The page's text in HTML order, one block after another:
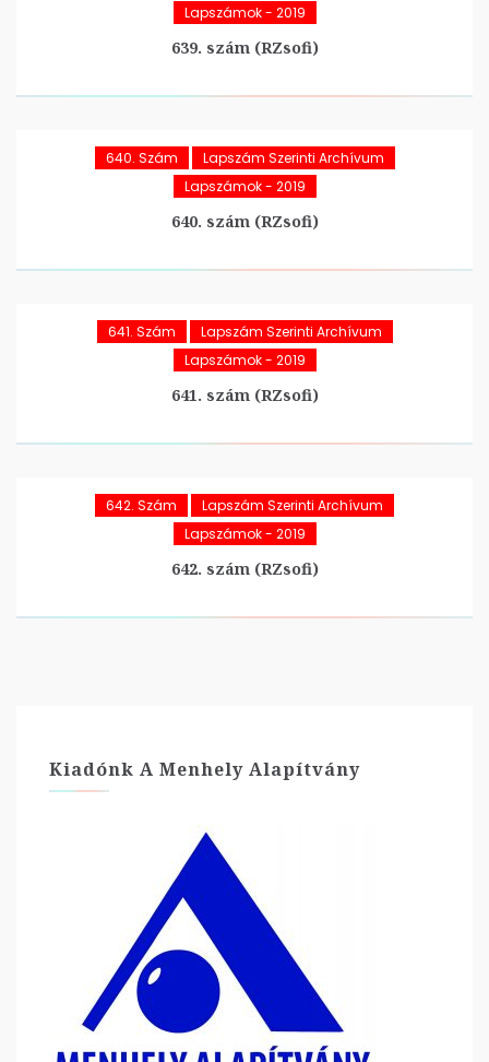
Lapszámok - 2019
639. szám (RZsofi)
640. Szám
Lapszám Szerinti Archívum
Lapszámok - 2019
640. szám (RZsofi)
641. Szám
Lapszám Szerinti Archívum
Lapszámok - 2019
641. szám (RZsofi)
642. Szám
Lapszám Szerinti Archívum
Lapszámok - 2019
642. szám (RZsofi)
Kiadónk A Menhely Alapítvány